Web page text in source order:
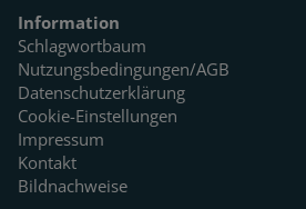
Information
Schlagwortbaum
Nutzungsbedingungen/AGB
Datenschutzerklärung
Cookie-Einstellungen
Impressum
Kontakt
Bildnachweise